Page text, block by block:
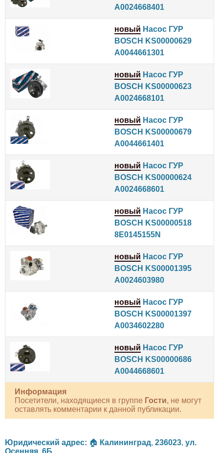
A0024668401
новый Насос ГУР
BOSCH KS00000629
A0044661301
новый Насос ГУР
BOSCH KS00000623
A0024668101
новый Насос ГУР
BOSCH KS00000679
A0044661401
новый Насос ГУР
BOSCH KS00000624
A0024668601
новый Насос ГУР
BOSCH KS00000518
8E0145155N
новый Насос ГУР
BOSCH KS00001395
A0024603980
новый Насос ГУР
BOSCH KS00001397
A0034602280
новый Насос ГУР
BOSCH KS00000686
A0044668601
Информация
Посетители, находящиеся в группе Гости, не могут
оставлять комментарии к данной публикации.
Юридический адрес: 🏠 Калининград, 236023, ул.
Осенняя, 6Б